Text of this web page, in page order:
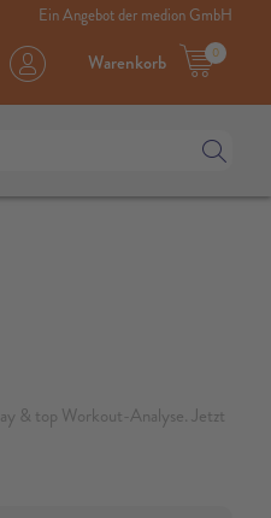
0
Warenkorb
Ein Angebot der medion GmbH
& top Workout-Analyse. Jetzt